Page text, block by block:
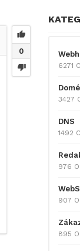
0
6271
3427
DNS
1492
976
907
895